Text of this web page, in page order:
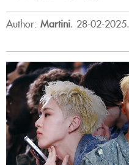
Author: Martini. 28-02-2025.